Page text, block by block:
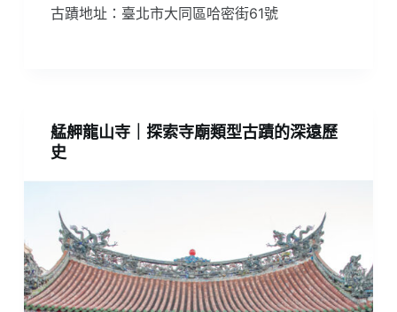
古蹟地址：臺北市大同區哈密街61號
艋舺龍山寺｜探索寺廟類型古蹟的深遠歷
史